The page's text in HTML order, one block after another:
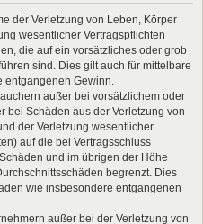
der Verletzung von Leben, Körper
wesentlicher Vertragspflichten
die auf ein vorsätzliches oder grob
sind. Dies gilt auch für mittelbare
Gewinn.
außer bei vorsätzlichem oder
bei Schäden aus der Verletzung von
der Verletzung wesentlicher
auf die bei Vertragsschluss
und im übrigen der Höhe
begrenzt. Dies
wie insbesondere entgangenen
außer bei der Verletzung von